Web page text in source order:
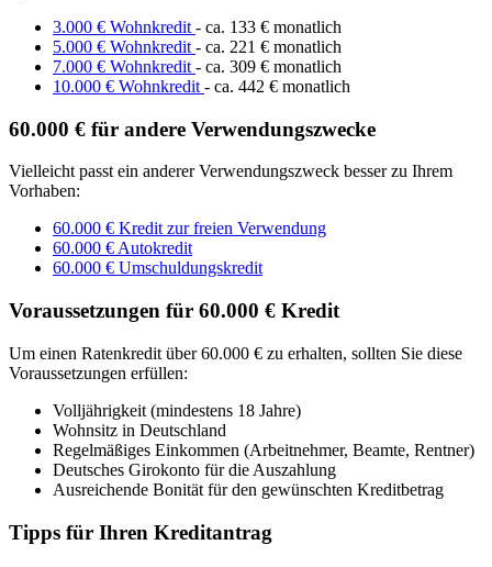
3.000 € Wohnkredit - ca. 133 € monatlich
5.000 € Wohnkredit - ca. 221 € monatlich
7.000 € Wohnkredit - ca. 309 € monatlich
10.000 € Wohnkredit - ca. 442 € monatlich
60.000 € für andere Verwendungszwecke
Vielleicht passt ein anderer Verwendungszweck besser zu Ihrem
Vorhaben:
60.000 € Kredit zur freien Verwendung
60.000 € Autokredit
60.000 € Umschuldungskredit
Voraussetzungen für 60.000 € Kredit
Um einen Ratenkredit über 60.000 € zu erhalten, sollten Sie diese
Voraussetzungen erfüllen:
Volljährigkeit (mindestens 18 Jahre)
Wohnsitz in Deutschland
Regelmäßiges Einkommen (Arbeitnehmer, Beamte, Rentner)
Deutsches Girokonto für die Auszahlung
Ausreichende Bonität für den gewünschten Kreditbetrag
Tipps für Ihren Kreditantrag